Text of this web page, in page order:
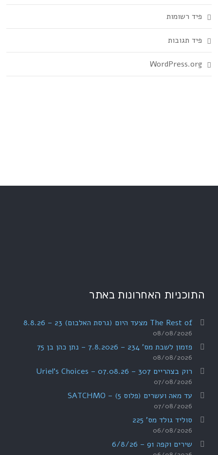
פיד רשומות
פיד תגובות
WordPress.org
התוכניות האחרונות באתר
The Rest of מצעד היום (גרסת האלבום) 23 – 8.8.26
08/08/2026
פזמון לשבת מס' 234 – 7.8.2026 – נתן כהן בן 75
08/08/2026
רוק בצהריים 307 – 07.08.26 – Uriel's Choices
07/08/2026
עד מאה ועשרים (פלוס 5) – SATCHMO
07/08/2026
סוליד גולד מס' 225
06/08/2026
שירים וקפה 91 – 6/8/26